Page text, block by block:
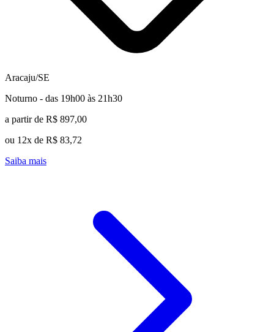
Aracaju/SE
Noturno - das 19h00 às 21h30
a partir de R$ 897,00
ou 12x de R$ 83,72
Saiba mais